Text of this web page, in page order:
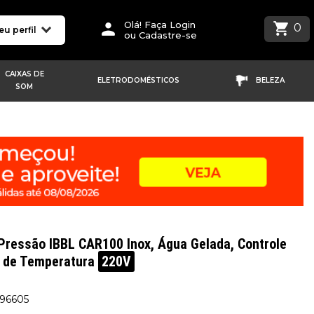
perfil
Olá! Faça Login
ou Cadastre-se
0
CAIXAS DE
SOM
ELETRODOMÉSTICOS BELEZA
IBBL CAR100 Inox, Água Gelada, Controle
Temperatura 220V